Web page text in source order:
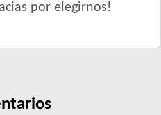
por elegirnos!